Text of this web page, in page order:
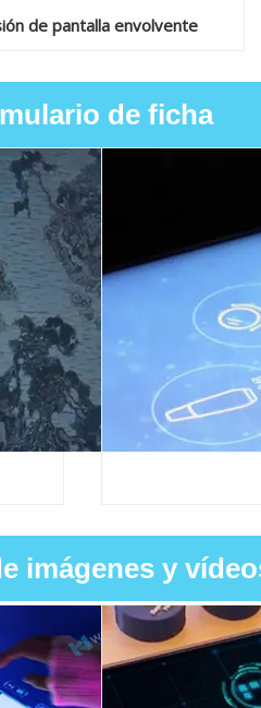
de pantalla envolvente
de ficha
imágenes y